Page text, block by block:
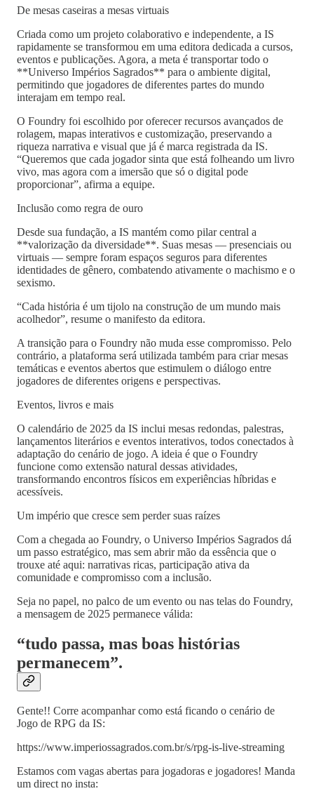
De mesas caseiras a mesas virtuais
Criada como um projeto colaborativo e independente, a IS
rapidamente se transformou em uma editora dedicada a cursos,
eventos e publicações. Agora, a meta é transportar todo o
**Universo Impérios Sagrados** para o ambiente digital,
permitindo que jogadores de diferentes partes do mundo
interajam em tempo real.
O Foundry foi escolhido por oferecer recursos avançados de
rolagem, mapas interativos e customização, preservando a
riqueza narrativa e visual que já é marca registrada da IS.
“Queremos que cada jogador sinta que está folheando um livro
vivo, mas agora com a imersão que só o digital pode
proporcionar”, afirma a equipe.
Inclusão como regra de ouro
Desde sua fundação, a IS mantém como pilar central a
**valorização da diversidade**. Suas mesas — presenciais ou
virtuais — sempre foram espaços seguros para diferentes
identidades de gênero, combatendo ativamente o machismo e o
sexismo.
“Cada história é um tijolo na construção de um mundo mais
acolhedor”, resume o manifesto da editora.
A transição para o Foundry não muda esse compromisso. Pelo
contrário, a plataforma será utilizada também para criar mesas
temáticas e eventos abertos que estimulem o diálogo entre
jogadores de diferentes origens e perspectivas.
Eventos, livros e mais
O calendário de 2025 da IS inclui mesas redondas, palestras,
lançamentos literários e eventos interativos, todos conectados à
adaptação do cenário de jogo. A ideia é que o Foundry
funcione como extensão natural dessas atividades,
transformando encontros físicos em experiências híbridas e
acessíveis.
Um império que cresce sem perder suas raízes
Com a chegada ao Foundry, o Universo Impérios Sagrados dá
um passo estratégico, mas sem abrir mão da essência que o
trouxe até aqui: narrativas ricas, participação ativa da
comunidade e compromisso com a inclusão.
Seja no papel, no palco de um evento ou nas telas do Foundry,
a mensagem de 2025 permanece válida:
“tudo passa, mas boas histórias
permanecem”.
Gente!! Corre acompanhar como está ficando o cenário de
Jogo de RPG da IS:
https://www.imperiossagrados.com.br/s/rpg-is-live-streaming
Estamos com vagas abertas para jogadoras e jogadores! Manda
um direct no insta: